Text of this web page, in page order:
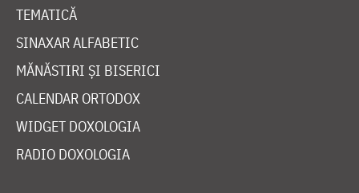
TEMATICĂ
SINAXAR ALFABETIC
MĂNĂSTIRI ȘI BISERICI
CALENDAR ORTODOX
WIDGET DOXOLOGIA
RADIO DOXOLOGIA